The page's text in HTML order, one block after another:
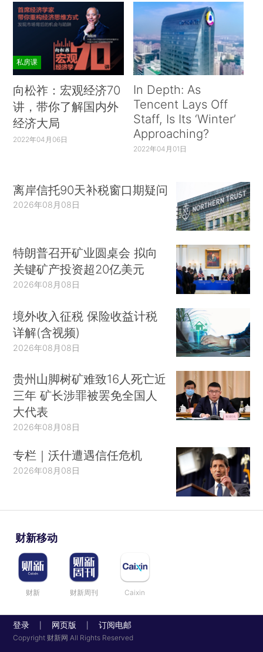
私房课
向松祚：宏观经济70
讲，带你了解国内外
经济大局
2022年04月06日
In Depth: As
Tencent Lays Off
Staff, Is Its ‘Winter’
Approaching?
2022年04月01日
离岸信托90天补税窗口期疑问
2026年08月08日
特朗普召开矿业圆桌会 拟向
关键矿产投资超20亿美元
2026年08月08日
境外收入征税 保险收益计税
详解(含视频)
2026年08月08日
贵州山脚树矿难致16人死亡近
三年 矿长涉罪被罢免全国人
大代表
2026年08月08日
专栏｜沃什遭遇信任危机
2026年08月08日
财新移动
财新 财新周刊 Caixin
登录 网页版 订阅电邮
Copyright 财新网 All Rights Reserved